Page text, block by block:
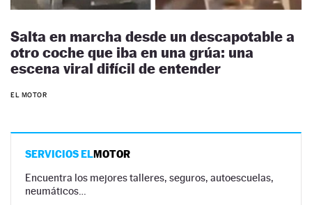
Salta en marcha desde un descapotable a
otro coche que iba en una grúa: una
escena viral difícil de entender
EL MOTOR
SERVICIOS ELMOTOR
Encuentra los mejores talleres, seguros, autoescuelas,
neumáticos…